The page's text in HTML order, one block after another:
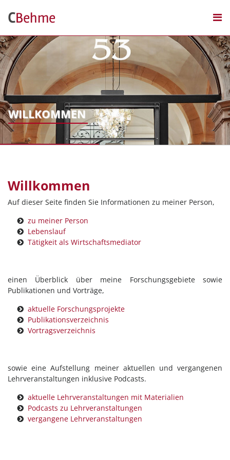
content
CBehme
WILLKOMMEN
Willkommen
Auf dieser Seite finden Sie Informationen zu meiner Person,
zu meiner Person
Lebenslauf
Tätigkeit als Wirtschaftsmediator
einen Überblick über meine Forschungsgebiete sowie
Publikationen und Vorträge,
aktuelle Forschungsprojekte
Publikationsverzeichnis
Vortragsverzeichnis
sowie eine Aufstellung meiner aktuellen und vergangenen
Lehrveranstaltungen inklusive Podcasts.
aktuelle Lehrveranstaltungen mit Materialien
Podcasts zu Lehrveranstaltungen
vergangene Lehrveranstaltungen
PERSON
FORSCHUNG
LEHRE
WIRTSCHAFTSMEDIATION
KONTAKT